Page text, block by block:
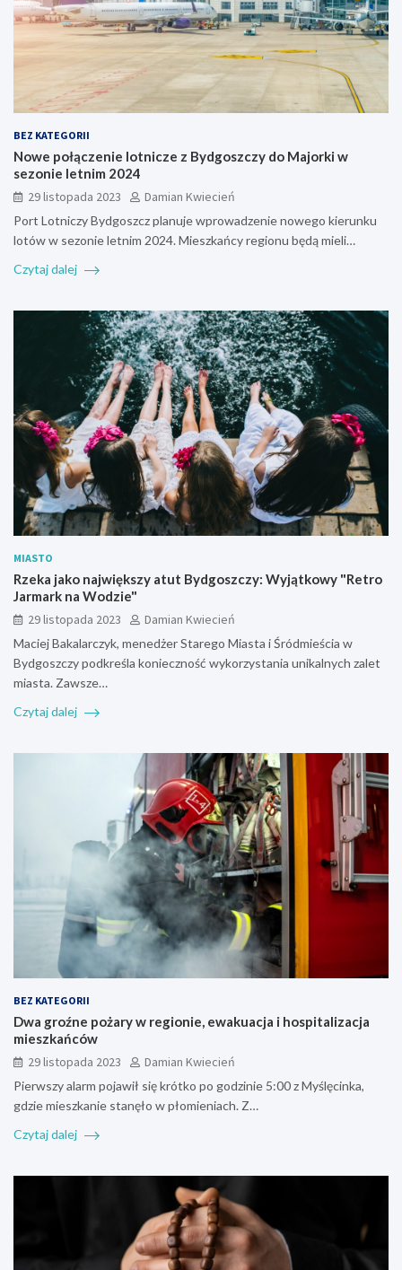
BEZ KATEGORII
Nowe połączenie lotnicze z Bydgoszczy do Majorki w
sezonie letnim 2024
29 listopada 2023
Damian Kwiecień
Port Lotniczy Bydgoszcz planuje wprowadzenie nowego kierunku
lotów w sezonie letnim 2024. Mieszkańcy regionu będą mieli…
Czytaj dalej
MIASTO
Rzeka jako największy atut Bydgoszczy: Wyjątkowy "Retro
Jarmark na Wodzie"
29 listopada 2023
Damian Kwiecień
Maciej Bakalarczyk, menedżer Starego Miasta i Śródmieścia w
Bydgoszczy podkreśla konieczność wykorzystania unikalnych zalet
miasta. Zawsze…
Czytaj dalej
BEZ KATEGORII
Dwa groźne pożary w regionie, ewakuacja i hospitalizacja
mieszkańców
29 listopada 2023
Damian Kwiecień
Pierwszy alarm pojawił się krótko po godzinie 5:00 z Myślęcinka,
gdzie mieszkanie stanęło w płomieniach. Z…
Czytaj dalej